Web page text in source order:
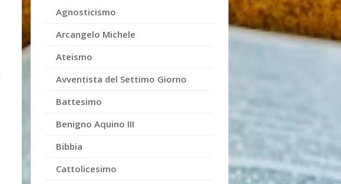
Agnosticismo
Arcangelo Michele
Ateismo
Avventista del Settimo Giorno
Battesimo
Benigno Aquino III
Bibbia
Cattolicesimo